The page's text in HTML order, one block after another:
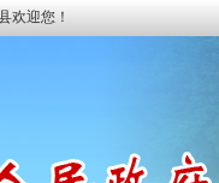
欢迎您！